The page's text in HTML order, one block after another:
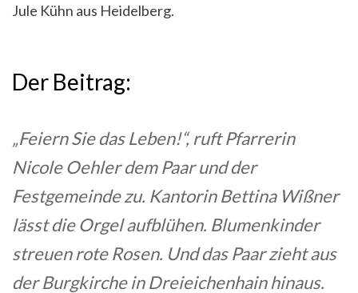
Jule Kühn aus Heidelberg.
Der Beitrag:
„Feiern Sie das Leben!“, ruft Pfarrerin
Nicole Oehler dem Paar und der
Festgemeinde zu. Kantorin Bettina Wißner
lässt die Orgel aufblühen. Blumenkinder
streuen rote Rosen. Und das Paar zieht aus
der Burgkirche in Dreieichenhain hinaus.